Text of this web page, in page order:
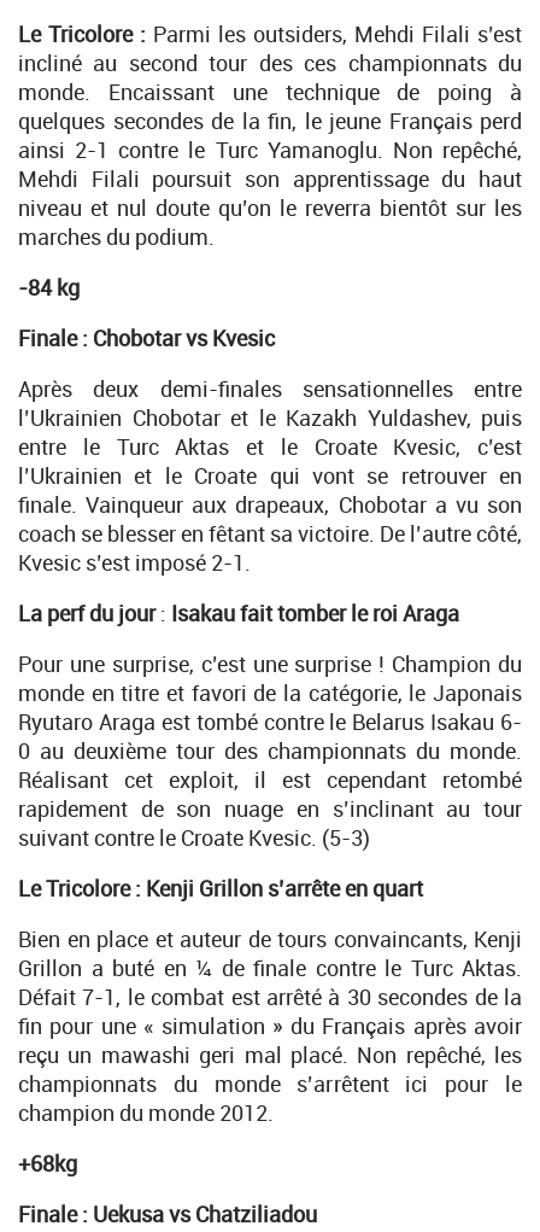
Le Tricolore : Parmi les outsiders, Mehdi Filali s’est
incliné au second tour des ces championnats du
monde. Encaissant une technique de poing à
quelques secondes de la fin, le jeune Français perd
ainsi 2-1 contre le Turc Yamanoglu. Non repêché,
Mehdi Filali poursuit son apprentissage du haut
niveau et nul doute qu’on le reverra bientôt sur les
marches du podium.
-84 kg
Finale : Chobotar vs Kvesic
Après deux demi-finales sensationnelles entre
l’Ukrainien Chobotar et le Kazakh Yuldashev, puis
entre le Turc Aktas et le Croate Kvesic, c’est
l’Ukrainien et le Croate qui vont se retrouver en
finale. Vainqueur aux drapeaux, Chobotar a vu son
coach se blesser en fêtant sa victoire. De l’autre côté,
Kvesic s’est imposé 2-1.
La perf du jour: Isakau fait tomber le roi Araga
Pour une surprise, c’est une surprise ! Champion du
monde en titre et favori de la catégorie, le Japonais
Ryutaro Araga est tombé contre le Belarus Isakau 6-
0 au deuxième tour des championnats du monde.
Réalisant cet exploit, il est cependant retombé
rapidement de son nuage en s’inclinant au tour
suivant contre le Croate Kvesic. (5-3)
Le Tricolore : Kenji Grillon s’arrête en quart
Bien en place et auteur de tours convaincants, Kenji
Grillon a buté en ¼ de finale contre le Turc Aktas.
Défait 7-1, le combat est arrêté à 30 secondes de la
fin pour une « simulation » du Français après avoir
reçu un mawashi geri mal placé. Non repêché, les
championnats du monde s’arrêtent ici pour le
champion du monde 2012.
+68kg
Finale : Uekusa vs Chatziliadou